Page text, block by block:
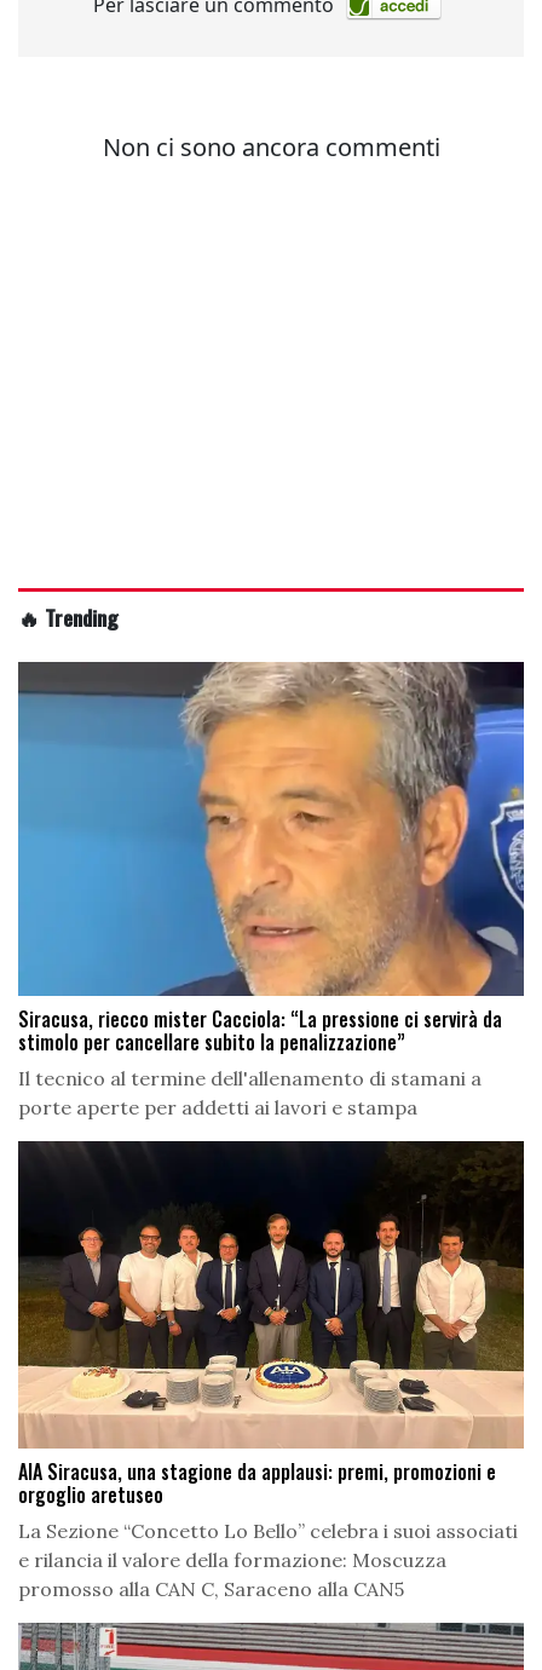
🔥 Trending
Siracusa, riecco mister Cacciola: “La pressione ci servirà da
stimolo per cancellare subito la penalizzazione”
Il tecnico al termine dell'allenamento di stamani a
porte aperte per addetti ai lavori e stampa
AIA Siracusa, una stagione da applausi: premi, promozioni e
orgoglio aretuseo
La Sezione “Concetto Lo Bello” celebra i suoi associati
e rilancia il valore della formazione: Moscuzza
promosso alla CAN C, Saraceno alla CAN5